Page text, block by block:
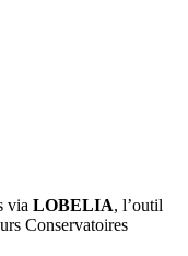
via LOBELIA, l’outil
Conservatoires